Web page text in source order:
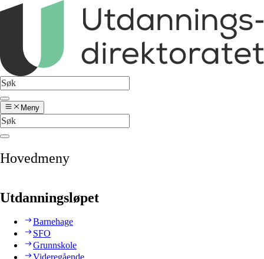
Meny
Hovedmeny
Utdanningsløpet
Barnehage
SFO
Grunnskole
Videregående